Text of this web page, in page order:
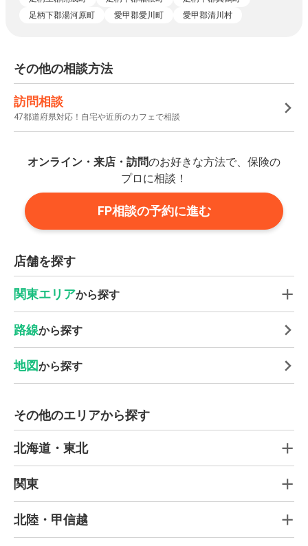
足柄下郡湯河原町
愛甲郡愛川町 愛甲郡清川村
その他の相談方法
訪問相談
47都道府県対応！自宅や近所のカフェで相談
オンライン・来店・訪問のお好きな方法で、保険の
プロに相談！
FP相談の予約に進む
店舗を探す
関東エリアから探す
路線から探す
地図から探す
その他のエリアから探す
北海道・東北
関東
北陸・甲信越